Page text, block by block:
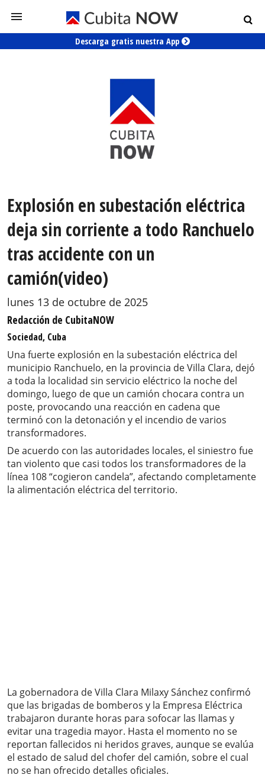
Descarga gratis nuestra App
Explosión en subestación eléctrica
deja sin corriente a todo Ranchuelo
tras accidente con un
camión(video)
lunes 13 de octubre de 2025
Redacción de CubitaNOW
Sociedad, Cuba
Una fuerte explosión en la subestación eléctrica del
municipio Ranchuelo, en la provincia de Villa Clara, dejó
a toda la localidad sin servicio eléctrico la noche del
domingo, luego de que un camión chocara contra un
poste, provocando una reacción en cadena que
terminó con la detonación y el incendio de varios
transformadores.
De acuerdo con las autoridades locales, el siniestro fue
tan violento que casi todos los transformadores de la
línea 108 “cogieron candela”, afectando completamente
la alimentación eléctrica del territorio.
La gobernadora de Villa Clara Milaxy Sánchez confirmó
que las brigadas de bomberos y la Empresa Eléctrica
trabajaron durante horas para sofocar las llamas y
evitar una tragedia mayor. Hasta el momento no se
reportan fallecidos ni heridos graves, aunque se evalúa
el estado de salud del chofer del camión, sobre el cual
no se han ofrecido detalles oficiales.